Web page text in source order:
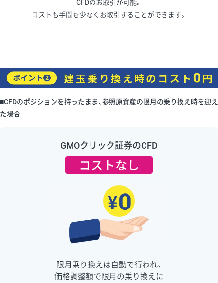
CFDのお取引が可能。
コストも手間も少なくお取引することができます。
■CFDのポジションを持ったまま、参照原資産の限月の乗り換え時を迎え
た場合
GMOクリック証券のCFD
コストなし
限月乗り換えは自動で行われ、
価格調整額で限月の乗り換えに